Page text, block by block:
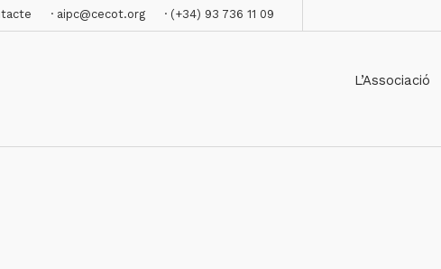
· aipc@cecot.org · (+34) 93 736 11 09
L’Associació